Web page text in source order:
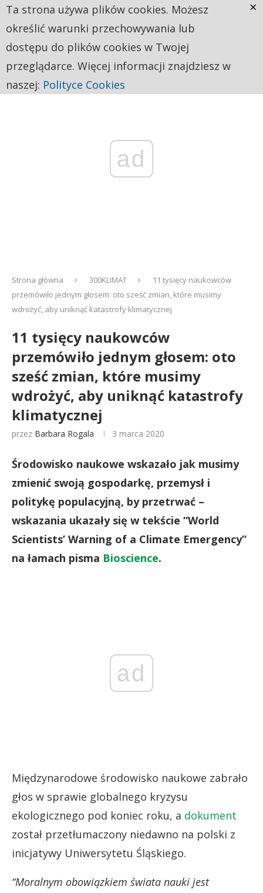
ad
Strona główna 300KLIMAT
11 tysięcy naukowców
przemówiło jednym głosem: oto sześć zmian, które musimy
wdrożyć, aby uniknąć katastrofy klimatycznej
11 tysięcy naukowców
przemówiło jednym głosem: oto
sześć zmian, które musimy
wdrożyć, aby uniknąć katastrofy
klimatycznej
przez Barbara Rogala 3 marca 2020
Środowisko naukowe wskazało jak musimy
zmienić swoją gospodarkę, przemysł i
politykę populacyjną, by przetrwać –
wskazania ukazały się w tekście “World
Scientists’ Warning of a Climate Emergency”
na łamach pisma Bioscience.
ad
Międzynarodowe środowisko naukowe zabrało
głos w sprawie globalnego kryzysu
ekologicznego pod koniec roku, a dokument
został przetłumaczony niedawno na polski z
inicjatywy Uniwersytetu Śląskiego.
“Moralnym obowiązkiem świata nauki jest
Ta strona używa plików cookies. Możesz
określić warunki przechowywania lub
dostępu do plików cookies w Twojej
przeglądarce. Więcej informacji znajdziesz w
naszej: Polityce Cookies
×